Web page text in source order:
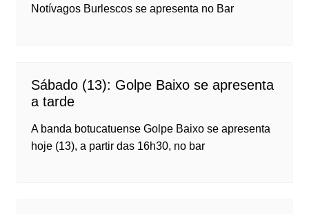
Notívagos Burlescos se apresenta no Bar
Sábado (13): Golpe Baixo se apresenta
a tarde
A banda botucatuense Golpe Baixo se apresenta
hoje (13), a partir das 16h30, no bar